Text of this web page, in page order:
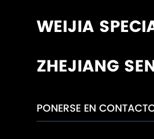
WEIJIA
ZHEJIANG
PONERSE EN